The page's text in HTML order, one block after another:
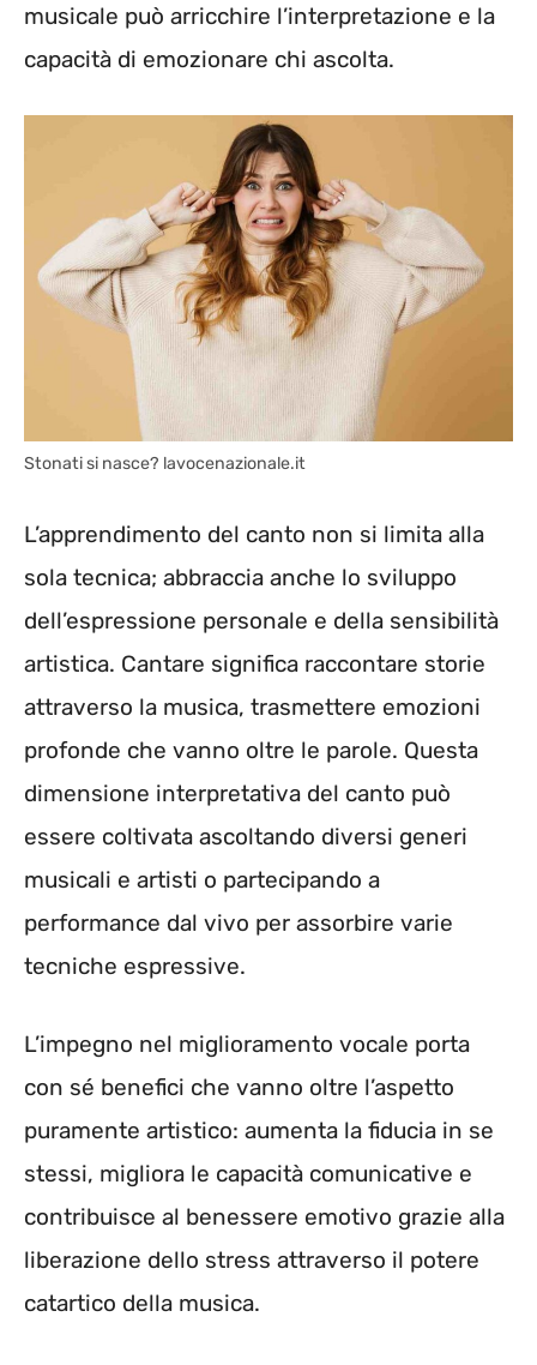
musicale può arricchire l’interpretazione e la
capacità di emozionare chi ascolta.
Stonati si nasce? lavocenazionale.it
L’apprendimento del canto non si limita alla
sola tecnica; abbraccia anche lo sviluppo
dell’espressione personale e della sensibilità
artistica. Cantare significa raccontare storie
attraverso la musica, trasmettere emozioni
profonde che vanno oltre le parole. Questa
dimensione interpretativa del canto può
essere coltivata ascoltando diversi generi
musicali e artisti o partecipando a
performance dal vivo per assorbire varie
tecniche espressive.
L’impegno nel miglioramento vocale porta
con sé benefici che vanno oltre l’aspetto
puramente artistico: aumenta la fiducia in se
stessi, migliora le capacità comunicative e
contribuisce al benessere emotivo grazie alla
liberazione dello stress attraverso il potere
catartico della musica.